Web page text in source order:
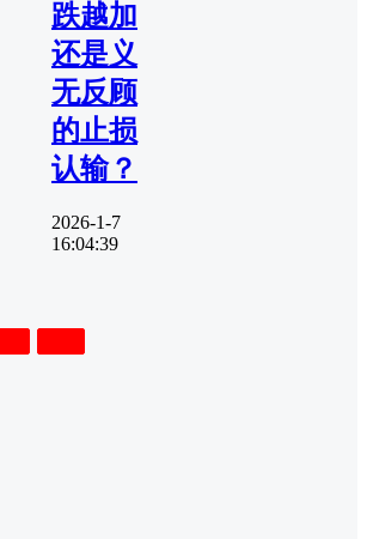
跌越加
还是义
无反顾
的止损
认输？
2026-1-7
16:04:39